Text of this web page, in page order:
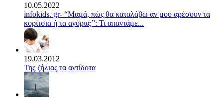
10.05.2022
infokids. gr- “Μαμά, πώς θα καταλάβω αν μου αρέσουν τα
κορίτσια ή τα αγόρια;”: Τι απαντάμε...
19.03.2012
Της ζήλιας τα αντίδοτα